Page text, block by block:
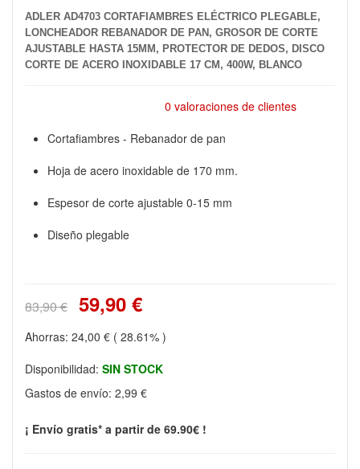
ADLER AD4703 CORTAFIAMBRES ELÉCTRICO PLEGABLE,
LONCHEADOR REBANADOR DE PAN, GROSOR DE CORTE
AJUSTABLE HASTA 15MM, PROTECTOR DE DEDOS, DISCO
CORTE DE ACERO INOXIDABLE 17 CM, 400W, BLANCO
0 valoraciones de clientes
Cortafiambres - Rebanador de pan
Hoja de acero inoxidable de 170 mm.
Espesor de corte ajustable 0-15 mm
Diseño plegable
83,90 € 59,90 €
Ahorras: 24,00 € ( 28.61% )
Disponibilidad: SIN STOCK
Gastos de envío: 2,99 €
¡ Envío gratis* a partir de 69.90€ !